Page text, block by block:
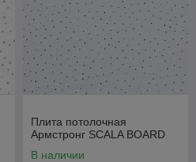
Плита потолочная
Армстронг SCALA BOARD
В наличии